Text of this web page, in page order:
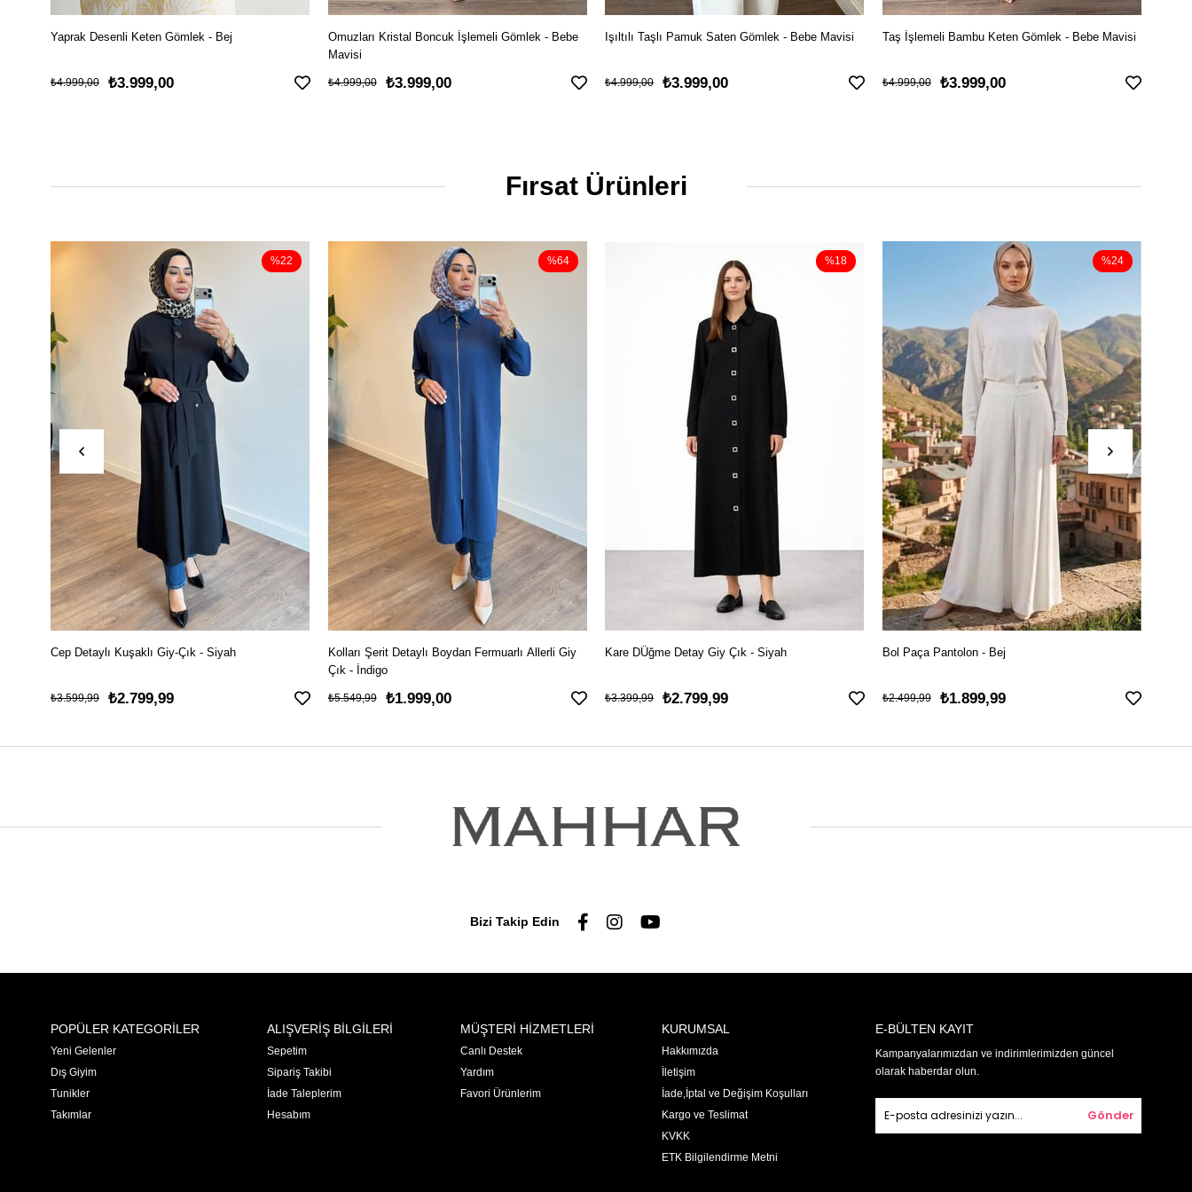
Yaprak Desenli Keten Gömlek - Bej
₺3.999,00
₺4.999,00
Omuzları Kristal Boncuk İşlemeli Gömlek - Bebe
Mavisi
₺3.999,00
₺4.999,00
Işıltılı Taşlı Pamuk Saten Gömlek - Bebe Mavisi
₺3.999,00
₺4.999,00
Taş İşlemeli Bambu Keten Gömlek - Bebe Mavisi
₺3.999,00
₺4.999,00
Fırsat Ürünleri
Cep Detaylı Kuşaklı Giy-Çık - Siyah
₺2.799,99
₺3.599,99
%22
Kolları Şerit Detaylı Boydan Fermuarlı Allerli Giy
Çık - İndigo
₺1.999,00
₺5.549,99
%64
Kare DÜğme Detay Giy Çık - Siyah
₺2.799,99
₺3.399,99
%18
Bol Paça Pantolon - Bej
₺1.899,99
₺2.499,99
%24
Bizi Takip Edin
POPÜLER KATEGORİLER
Yeni Gelenler
Dış Giyim
Tunikler
Takımlar
ALIŞVERİŞ BİLGİLERİ
Sepetim
Sipariş Takibi
İade Taleplerim
Hesabım
MÜŞTERİ HİZMETLERİ
Canlı Destek
Yardım
Favori Ürünlerim
KURUMSAL
Hakkımızda
İletişim
İade,İptal ve Değişim Koşulları
Kargo ve Teslimat
KVKK
ETK Bilgilendirme Metni
E-BÜLTEN KAYIT
Kampanyalarımızdan ve indirimlerimizden güncel
olarak haberdar olun.
Gönder